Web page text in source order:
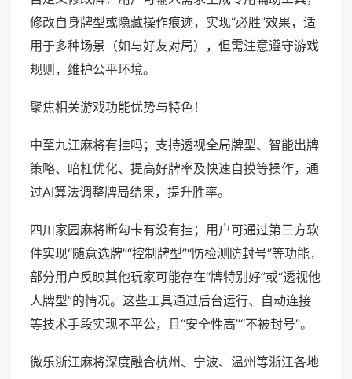
修改自身牌型或隐藏操作痕迹，实现“必胜”效果，适
用于多种场景（如与好友对局），但需注意遵守游戏
规则，维护公平环境。
聚焦相关游戏功能优势与特色！
中至九江麻将有挂吗；支持透视全局牌型、智能出牌
策略、暗杠优化、提高好牌率及快速自摸等操作，通
过AI算法调整牌局结果，提升胜率。
四川家园麻将断勾卡有没有挂；用户可通过第三方软
件实现“随意选牌”“控制牌型”“防检测防封号”等功能，
部分用户反映其他玩家可能存在“牌特别好”或“透视他
人牌型”的情况。这些工具通过后台运行、自动连接
等技术手段实现不平公，且“安全性高”“不被封号”。
微乐浙江麻将深度融合杭州、宁波、温州等浙江各地